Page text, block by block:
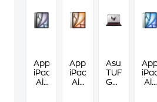
Apple
iPad
Air
Apple
iPad
Air
Asus
TUF
Gaming
iPad
Air